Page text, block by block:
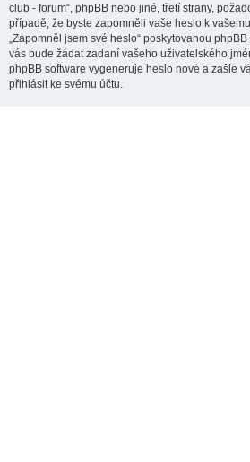
club - forum“, phpBB nebo jiné, třetí strany,
případě, že byste zapomněli vaše heslo k
„Zapomněl jsem své heslo“ poskytovanou
vás bude žádat zadaní vašeho uživatelského
phpBB software vygeneruje heslo nové a zašle
přihlásit ke svému účtu.